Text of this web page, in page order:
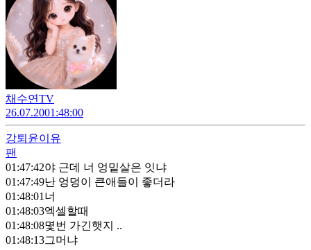
채수연TV
26.07.2001:48:00
강퇴 윤이유
팬
01:47:42야 근데 너 엉밑살은 잇냐
01:47:49난 엉덩이 큰애들이 좋더라
01:48:01 너
01:48:03엑셀할때
01:48:08몇번 가긴햇지 ..
01:48:13그머냐